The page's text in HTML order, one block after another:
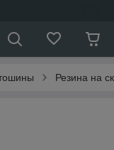
Резина на